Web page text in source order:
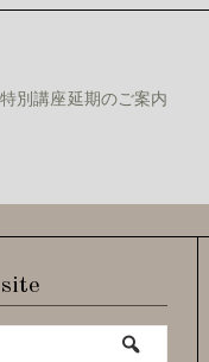
別講座延期のご案内